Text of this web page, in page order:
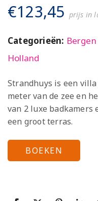
€123,45 prijs in
Categorieën:
Holland
Strandhuys is een
meter van de zee en
van 2 luxe badkamers
een groot terras.
BOEKEN